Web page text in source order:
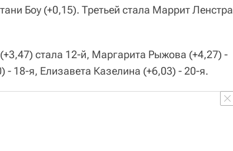
Боу (+0,15). Третьей стала Маррит Ленстра
(+3,47) стала 12-й, Маргарита Рыжова (+4,27) -
- 18-я, Елизавета Казелина (+6,03) - 20-я.